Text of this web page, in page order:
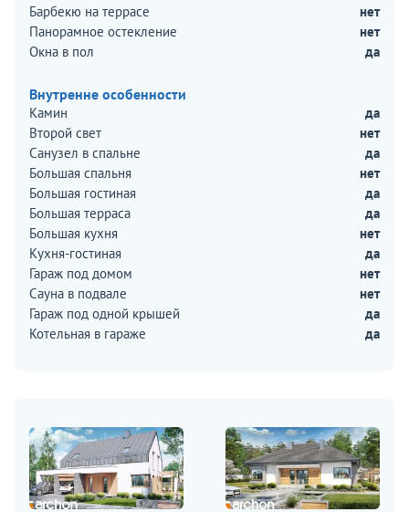
Барбекю на террасе
нет
Панорамное остекление
нет
Окна в пол
да
Внутренне особенности
Камин
да
Второй свет
нет
Санузел в спальне
да
Большая спальня
нет
Большая гостиная
да
Большая терраса
да
Большая кухня
нет
Кухня-гостиная
да
Гараж под домом
нет
Сауна в подвале
нет
Гараж под одной крышей
да
Котельная в гараже
да